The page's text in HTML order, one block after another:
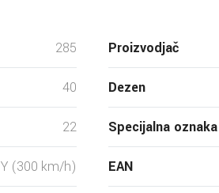
285
40
22
Y (300 km/h)
Proizvodjač
Dezen
Specijalna oznaka
EAN